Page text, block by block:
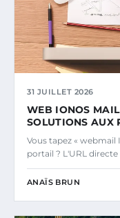
31 JUILLET 2026
WEB IONOS
SOLUTIONS AUX
Vous tapez « webmail
portail ? L'URL directe
ANAÏS BRUN